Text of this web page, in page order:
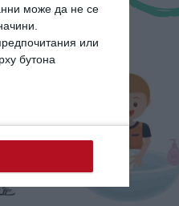
може да не се
или
бутона